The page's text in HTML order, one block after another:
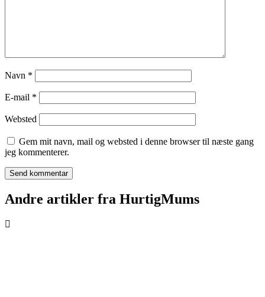
Navn *
E-mail *
Websted
Gem mit navn, mail og websted i denne browser til næste gang
jeg kommenterer.
Andre artikler fra HurtigMums